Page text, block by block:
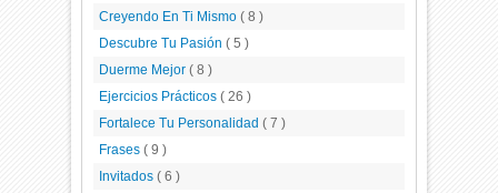
Creyendo En Ti Mismo( 8 )
Descubre Tu Pasión( 5 )
Duerme Mejor( 8 )
Ejercicios Prácticos( 26 )
Fortalece Tu Personalidad( 7 )
Frases( 9 )
Invitados( 6 )